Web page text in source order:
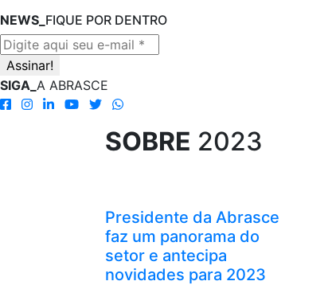
NEWS_ FIQUE POR DENTRO
SIGA_ A ABRASCE
SOBRE 2023
Presidente da Abrasce
faz um panorama do
setor e antecipa
novidades para 2023